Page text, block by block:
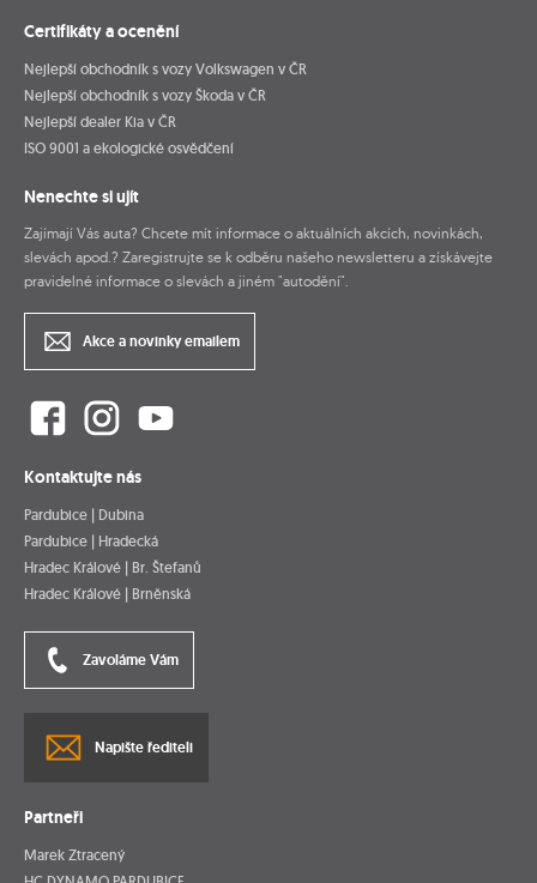
Certifikáty a ocenění
Nejlepší obchodník s vozy Volkswagen v ČR
Nejlepší obchodník s vozy Škoda v ČR
Nejlepší dealer Kia v ČR
ISO 9001 a ekologické osvědčení
Nenechte si ujít
Zajímají Vás auta? Chcete mít informace o aktuálních akcích, novinkách,
slevách apod.? Zaregistrujte se k odběru našeho newsletteru a získávejte
pravidelné informace o slevách a jiném "autodění".
Akce a novinky emailem
Kontaktujte nás
Pardubice | Dubina
Pardubice | Hradecká
Hradec Králové | Br. Štefanů
Hradec Králové | Brněnská
Zavoláme Vám
Napište řediteli
Partneři
Marek Ztracený